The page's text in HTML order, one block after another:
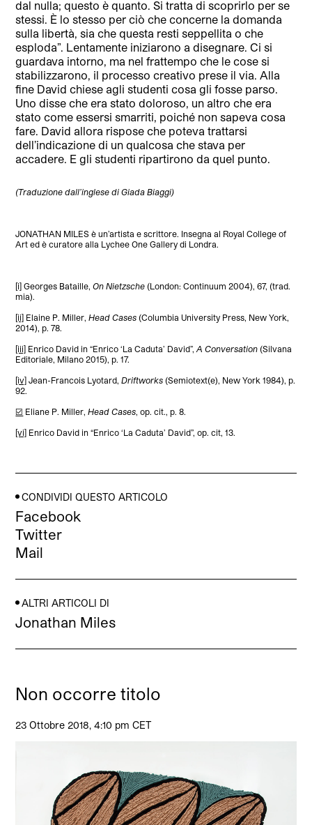
dal nulla; questo è quanto. Si tratta di scoprirlo per se
stessi. È lo stesso per ciò che concerne la domanda
sulla libertà, sia che questa resti seppellita o che
esploda”. Lentamente iniziarono a disegnare. Ci si
guardava intorno, ma nel frattempo che le cose si
stabilizzarono, il processo creativo prese il via. Alla
fine David chiese agli studenti cosa gli fosse parso.
Uno disse che era stato doloroso, un altro che era
stato come essersi smarriti, poiché non sapeva cosa
fare. David allora rispose che poteva trattarsi
dell’indicazione di un qualcosa che stava per
accadere. E gli studenti ripartirono da quel punto.
(Traduzione dall’inglese di Giada Biaggi)
JONATHAN MILES è un’artista e scrittore. Insegna al Royal College of
Art ed è curatore alla Lychee One Gallery di Londra.
[i] Georges Bataille,On Nietzsche (London: Continuum 2004), 67, (trad.
mia).
[ii] Elaine P. Miller,Head Cases (Columbia University Press, New York,
2014), p. 78.
[iii] Enrico David in “Enrico ‘La Caduta’ David”, A Conversation (Silvana
Editoriale, Milano 2015), p. 17.
[iv] Jean-Francois Lyotard,Driftworks (Semiotext(e), New York 1984), p.
92.
[v] Eliane P. Miller,Head Cases , op. cit., p. 8.
[vi] Enrico David in “Enrico ‘La Caduta’ David”, op. cit, 13.
CONDIVIDI QUESTO ARTICOLO
Facebook
Twitter
Mail
ALTRI ARTICOLI DI
Jonathan Miles
Non occorre titolo
23 Ottobre 2018, 4:10 pm CET